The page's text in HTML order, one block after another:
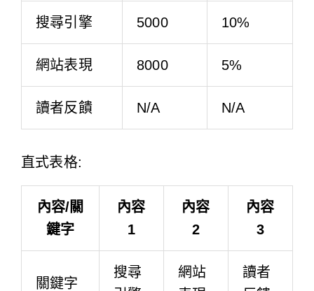
搜尋引擎 5000 10%
網站表現 8000 5%
讀者反饋 N/A N/A
直式表格:
內容/關
鍵字
內容
1
內容
2
內容
3
關鍵字
搜尋
網站
讀者